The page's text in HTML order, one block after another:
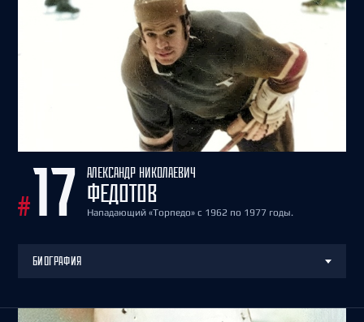
# 17 АЛЕКСАНДР НИКОЛАЕВИЧ
ФЕДОТОВ
Нападающий «Торпедо» с 1962 по 1977 годы.
БИОГРАФИЯ